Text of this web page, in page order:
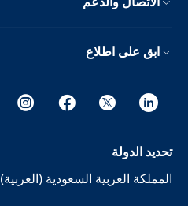
ابق على اطلاع
تحديد الدولة
المملكة العربية السعودية (العربية)